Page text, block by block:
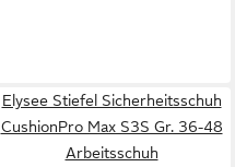
Elysee Stiefel Sicherheitsschuh
CushionPro Max S3S Gr. 36-48
Arbeitsschuh